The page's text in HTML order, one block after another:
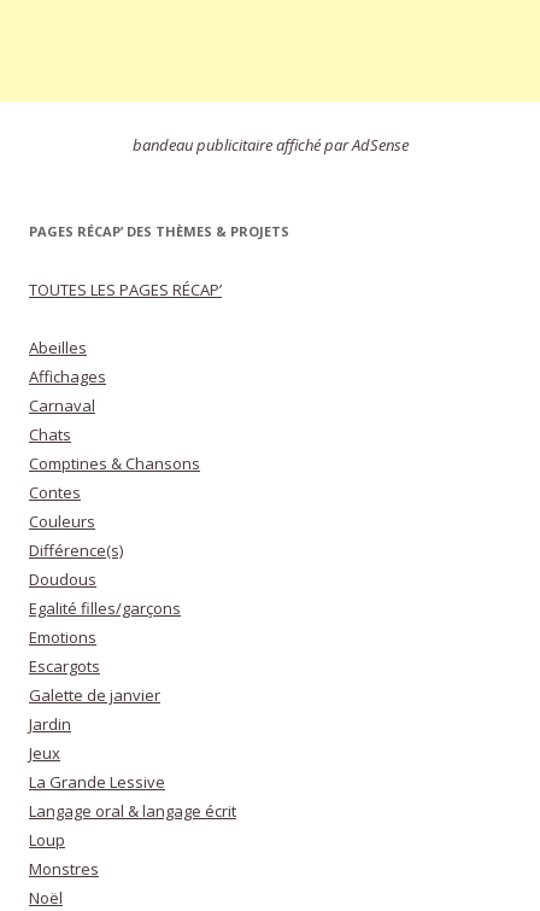
bandeau publicitaire affiché par AdSense
PAGES RÉCAP’ DES THÈMES & PROJETS
TOUTES LES PAGES RÉCAP’
Abeilles
Affichages
Carnaval
Chats
Comptines & Chansons
Contes
Couleurs
Différence(s)
Doudous
Egalité filles/garçons
Emotions
Escargots
Galette de janvier
Jardin
Jeux
La Grande Lessive
Langage oral & langage écrit
Loup
Monstres
Noël